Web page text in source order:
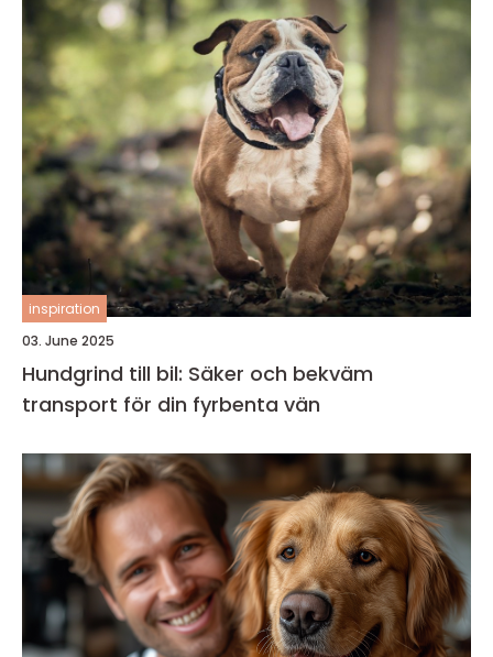
inspiration
03. June 2025
Hundgrind till bil: Säker och bekväm
transport för din fyrbenta vän